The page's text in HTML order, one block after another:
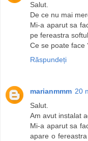
Salut.
De ce nu mai
Mi-a aparut sa
pe fereastra
Ce se poate face
Răspundeți
marianmmm 20
Salut.
Am avut instalat
Mi-a aparut sa
apare o